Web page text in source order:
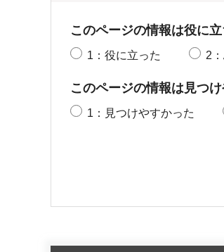
このページの情報は役に
1：役に立った 2
このページの情報は見つ
1：見つけやすかった